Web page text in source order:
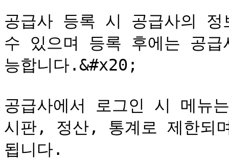
공급사 등록 시 공급사의
수 있으며 등록 후에는 공
능합니다.&#x20;
공급사에서 로그인 시 메
시판, 정산, 통계로 제한되
됩니다.